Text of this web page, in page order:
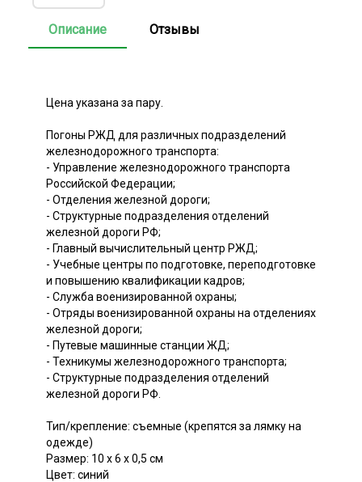
Описание Отзывы
Цена указана за пару.
Погоны РЖД для различных подразделений
железнодорожного транспорта:
- Управление железнодорожного транспорта
Российской Федерации;
- Отделения железной дороги;
- Структурные подразделения отделений
железной дороги РФ;
- Главный вычислительный центр РЖД;
- Учебные центры по подготовке, переподготовке
и повышению квалификации кадров;
- Служба военизированной охраны;
- Отряды военизированной охраны на отделениях
железной дороги;
- Путевые машинные станции ЖД;
- Техникумы железнодорожного транспорта;
- Структурные подразделения отделений
железной дороги РФ.
Тип/крепление: съемные (крепятся за лямку на
одежде)
Размер: 10 х 6 х 0,5 см
Цвет: синий